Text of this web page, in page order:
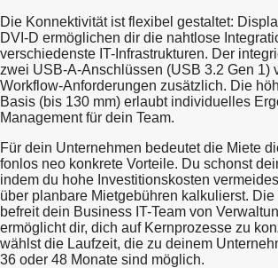
Die Konnektivität ist flexibel gestaltet:
DVI-D ermöglichen dir die nahtlose
verschiedenste IT-Infrastrukturen. Der
zwei USB-A-Anschlüssen (USB 3.2 Gen 1)
Workflow-Anforderungen zusätzlich. Die
Basis (bis 130 mm) erlaubt individuelles
Management für dein Team.
Für dein Unternehmen bedeutet die Miete
fonlos neo konkrete Vorteile. Du schonst
indem du hohe Investitionskosten
über planbare Mietgebühren kalkulierst. Die
befreit dein Business IT-Team von
ermöglicht dir, dich auf Kernprozesse zu
wählst die Laufzeit, die zu deinem
36 oder 48 Monate sind möglich.